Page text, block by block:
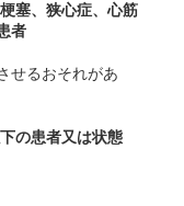
塞、狭心症、心筋
者
せるおそれがあ
の患者又は状態